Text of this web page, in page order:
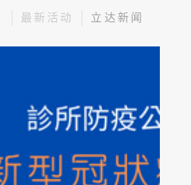
最新活动 立达新闻